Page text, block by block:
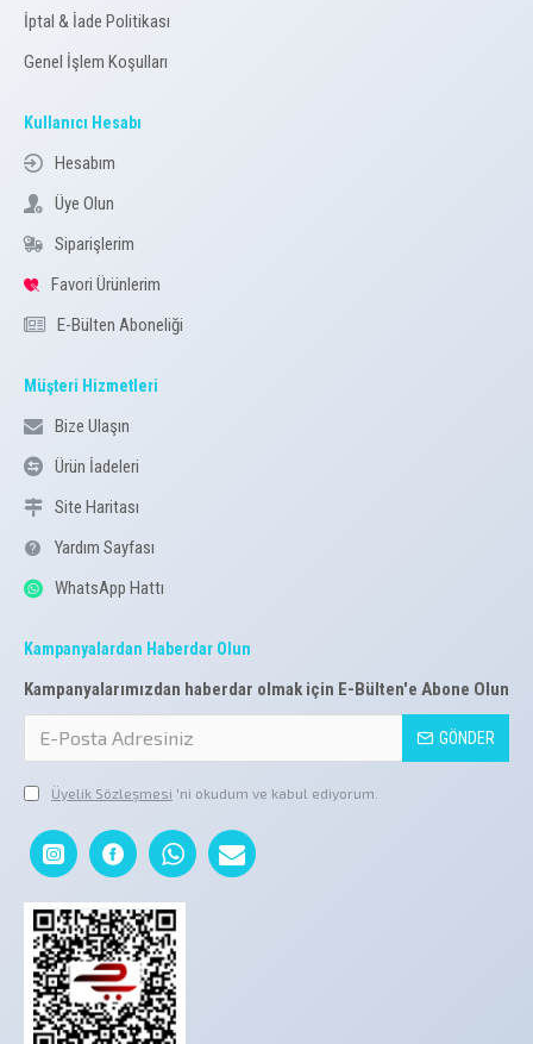
İptal & İade Politikası
Genel İşlem Koşulları
Kullanıcı Hesabı
Hesabım
Üye Olun
Siparişlerim
Favori Ürünlerim
E-Bülten Aboneliği
Müşteri Hizmetleri
Bize Ulaşın
Ürün İadeleri
Site Haritası
Yardım Sayfası
WhatsApp Hattı
Kampanyalardan Haberdar Olun
Kampanyalarımızdan haberdar olmak için E-Bülten'e Abone Olun
GÖNDER
Üyelik Sözleşmesi 'ni okudum ve kabul ediyorum.